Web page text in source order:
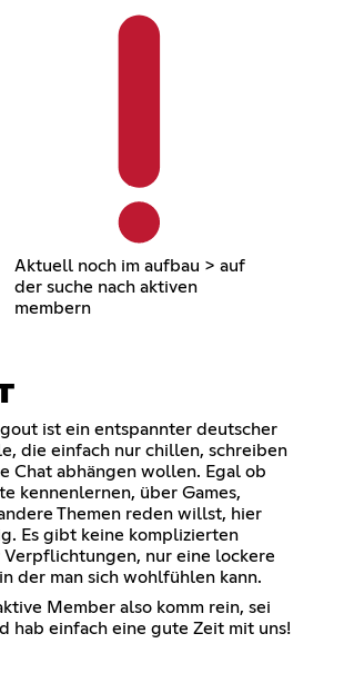
Aktuell noch im aufbau > auf
der suche nach aktiven
membern
ist ein entspannter deutscher
die einfach nur chillen, schreiben
Chat abhängen wollen. Egal ob
kennenlernen, über Games,
Themen reden willst, hier
Es gibt keine komplizierten
Verpflichtungen, nur eine lockere
der man sich wohlfühlen kann.
Member also komm rein, sei
hab einfach eine gute Zeit mit uns!